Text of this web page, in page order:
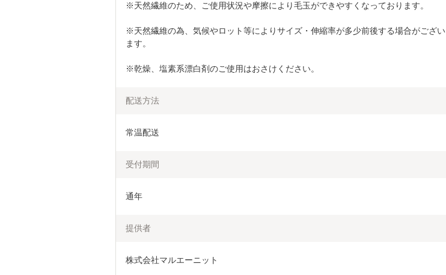
※天然繊維のため、ご使用状況や摩擦により毛玉ができやすくなっております。
※天然繊維の為、気候やロット等によりサイズ・伸縮率が多少前後する場合がござい
ます。
※乾燥、塩素系漂白剤のご使用はおさけください。
配送方法
常温配送
受付期間
通年
提供者
株式会社マルエーニット